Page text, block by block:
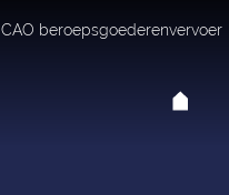
CAO beroepsgoederenvervoer